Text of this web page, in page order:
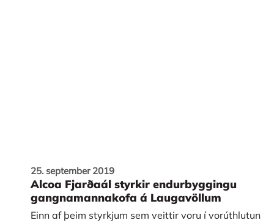
25. september 2019
Alcoa Fjarðaál styrkir endurbyggingu
gangnamannakofa á Laugavöllum
Einn af þeim styrkjum sem veittir voru í vorúthlutun